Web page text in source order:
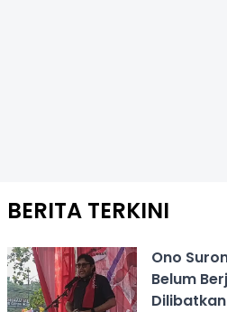
BERITA TERKINI
Ono
Belum
Dilibatkan